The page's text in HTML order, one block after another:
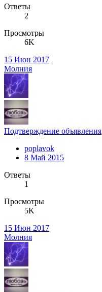
Ответы
2
Просмотры
6K
15 Июн 2017
Молния
Подтверждение объявления
poplavok
8 Май 2015
Ответы
1
Просмотры
5K
15 Июн 2017
Молния